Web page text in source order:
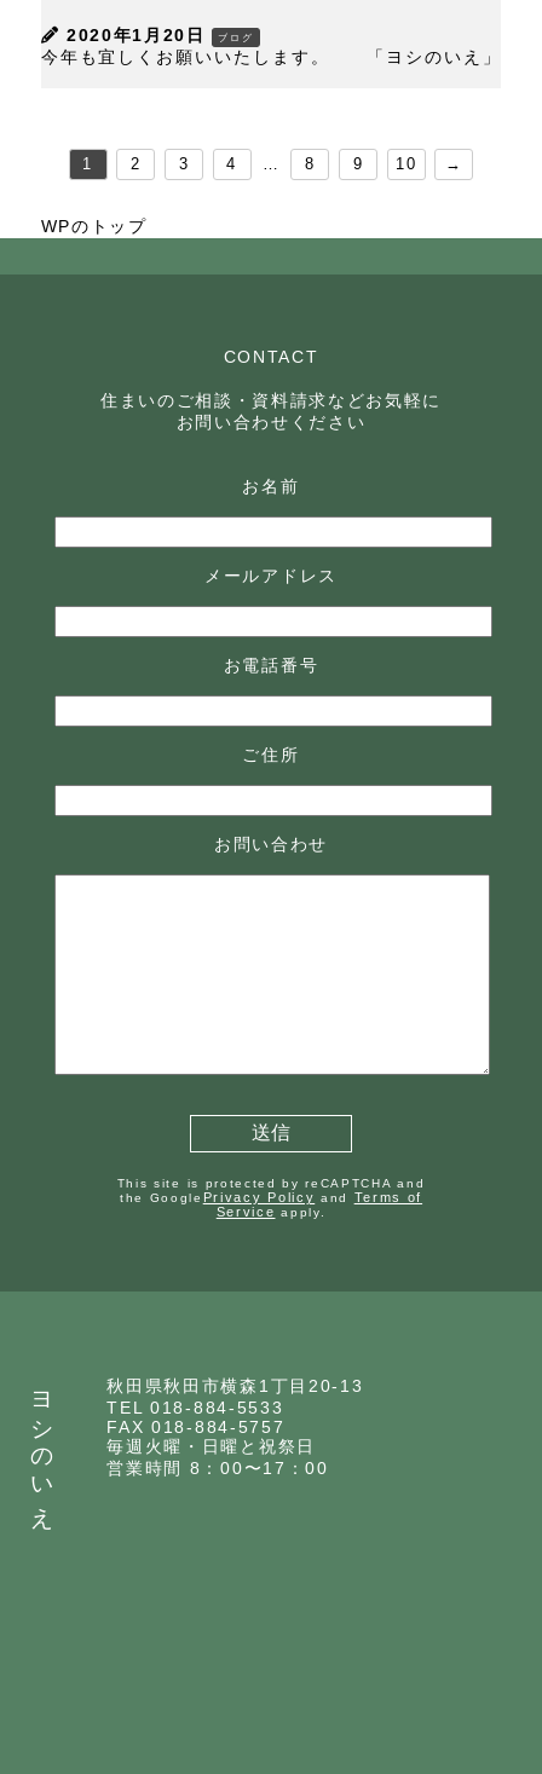
2020年1月20日 ブログ
今年も宜しくお願いいたします。 「ヨシのいえ」
1 2 3 4 … 8 9 10 →
WPのトップ
CONTACT
住まいのご相談・資料請求などお気軽に
お問い合わせください
お名前
メールアドレス
お電話番号
ご住所
お問い合わせ
This site is protected by reCAPTCHA and
the Google Privacy Policy and Terms of
Service apply.
ヨシのいえ
秋田県秋田市横森1丁目20-13
TEL 018-884-5533
FAX 018-884-5757
毎週火曜・日曜と祝祭日
営業時間 8：00〜17：00